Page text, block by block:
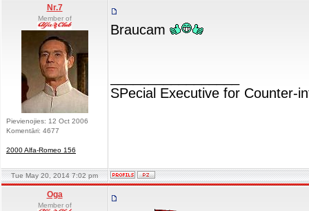
Nr.7
Member of
Pievienojies: 12 Oct 2006
Komentāri: 4677
2000 Alfa-Romeo 156
Braucam
SPecial Executive for Counter-
Tue May 20, 2014 7:02 pm
Oga
Member of